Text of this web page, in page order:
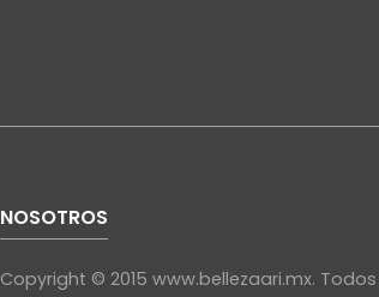
NOSOTROS
Copyright © 2015 www.bellezaari.mx.